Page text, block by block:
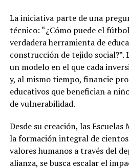
La iniciativa parte de una
técnico: “¿Cómo puede el
verdadera herramienta de
construcción de tejido social?”.
un modelo en el que cada
y, al mismo tiempo, financie
educativos que benefician a
de vulnerabilidad.
Desde su creación, las
la formación integral de
valores humanos a través del
alianza, se busca escalar el